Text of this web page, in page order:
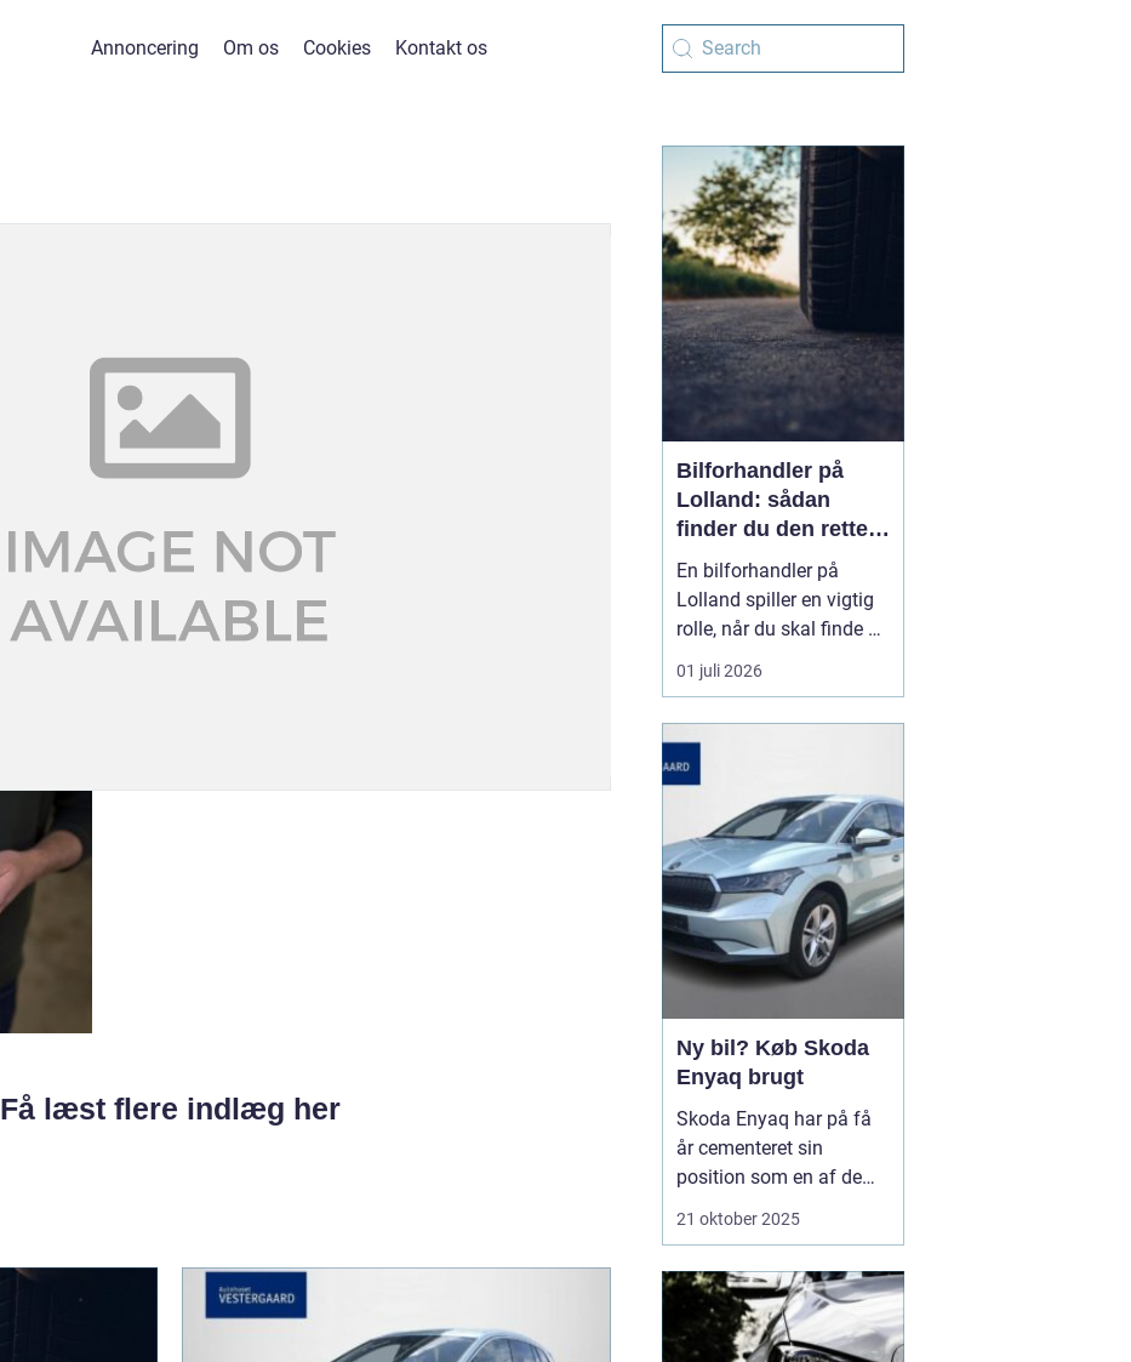
Annoncering Om os Cookies Kontakt os
Få læst flere indlæg her
Bilforhandler på
Lolland: sådan
finder du den rette
forhandler til dit
næste bilkøb
En bilforhandler på
Lolland spiller en vigtig
rolle, når du skal finde en
brugt bil, du kan stole på
i mange år. For mange er
hverdagen, og derfor
handler det ikke kun om
pris, men også om ...
01 juli 2026
Ny bil? Køb Skoda
Enyaq brugt
Skoda Enyaq har på få
år cementeret sin
position som en af de
mest populære elbiler på
ønsker at køre grønt
uden at gå på komp...
21 oktober 2025